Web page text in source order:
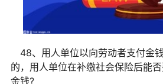
48、用人单位以向劳动者支付金
的，用人单位在补缴社会保险后能
金钱?